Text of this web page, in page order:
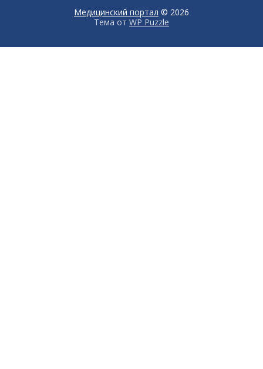
Медицинский портал © 2026
Тема от WP Puzzle